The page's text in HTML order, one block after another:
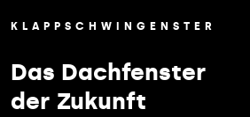
KLAPPSCHWINGENSTER
Das Dachfenster
der Zukunft